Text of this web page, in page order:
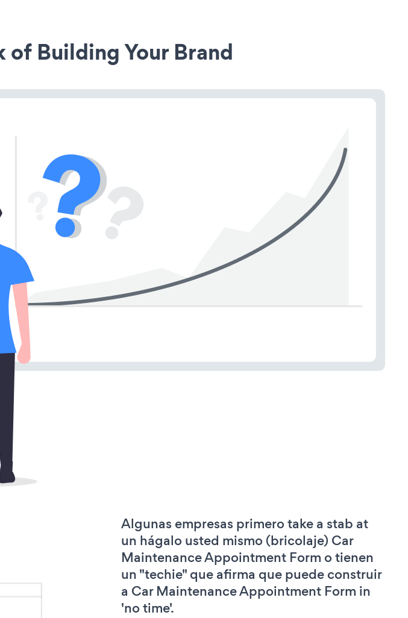
of Building Your Brand
Algunas empresas primero take a stab at
un hágalo usted mismo (bricolaje) Car
Maintenance Appointment Form o tienen
un "techie" que afirma que puede construir
a Car Maintenance Appointment Form in
'no time'.